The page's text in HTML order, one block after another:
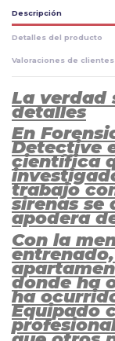
Descripción
Detalles del producto
Valoraciones de clientes
La verdad
detalles
En
Detective
científica
trabajo
sirenas se
apodera
Con la
donde ha
ha
Equipado